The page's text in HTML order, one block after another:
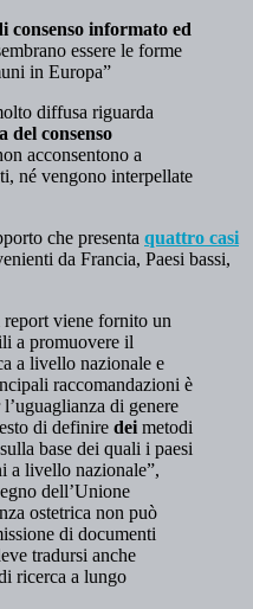
consenso informato ed
essere le forme
in Europa”
diffusa riguarda
del consenso
acconsentono a
né vengono interpellate
che presenta quattro casi
da Francia, Paesi bassi,
viene fornito un
a promuovere il
a livello nazionale e
raccomandazioni è
di genere
di definire dei metodi
base dei quali i paesi
a livello nazionale”,
dell’Unione
ostetrica non può
di documenti
tradursi anche
ricerca a lungo